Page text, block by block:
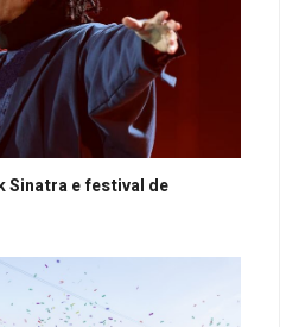
Sinatra e festival de